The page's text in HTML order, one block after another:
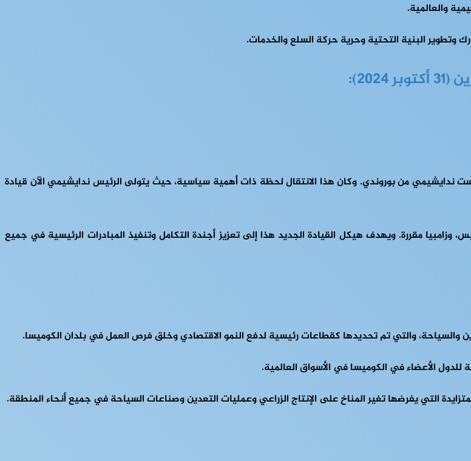
والعالمية.
وتطوير البنية التحتية وحرية حركة السلع والخدمات.
ندايشيمي من بوروندي. وكان هذا الانتقال لحظة ذات أهمية سياسية، حيث يتولى الرئيس ندايشيمي الآن قيادة
وزامبيا مقررة. ويهدف هيكل القيادة الجديد هذا إلى تعزيز أجندة التكامل وتنفيذ المبادرات الرئيسية في جميع
والسياحة، والتي تم تحديدها كقطاعات رئيسية لدفع النمو الاقتصادي وخلق فرص العمل في بلدان الكوميسا.
للدول الأعضاء في الكوميسا في الأسواق العالمية.
التي يفرضها تغير المناخ على الإنتاج الزراعي وعمليات التعدين وصناعات السياحة في جميع أنحاء المنطقة.